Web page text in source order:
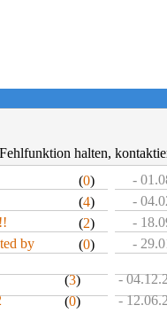
halten,
(0)
(4)
(2)
by
(0)
(3)
(0)
-
-
-
-
-
-